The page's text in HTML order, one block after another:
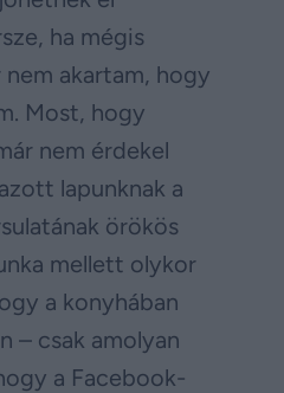
ha mégis
akartam, hogy
Most, hogy
nem érdekel
lapunknak a
örökös
mellett olykor
a konyhában
– csak amolyan
a Facebook-